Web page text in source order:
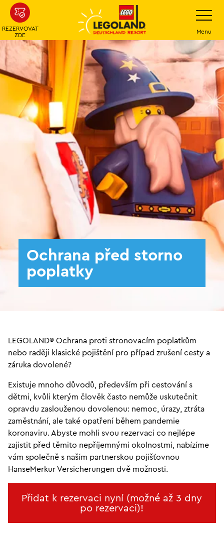
Přeskočit
hlavní
obsah
REZERVOVAT
ZDE
Přepínání
navigace
Menu
Ochrana před storno
poplatky
LEGOLAND® Ochrana proti stronovacím poplatkům
nebo raději klasické pojištění pro případ zrušení cesty a
záruka dovolené?
Existuje mnoho důvodů, především při cestování s
dětmi, kvůli kterým člověk často nemůže uskutečnit
opravdu zaslouženou dovolenou: nemoc, úrazy, ztráta
zaměstnání, ale také opatření během pandemie
koronaviru. Abyste mohli svou rezervaci co nejlépe
zajistit před těmito nepříjemnými okolnostmi, nabízíme
vám společně s naším partnerskou pojišťovnou
HanseMerkur Versicherungen dvě možnosti.
Přidat k rezervaci nyní (možné až 3 dny
po rezervaci)!